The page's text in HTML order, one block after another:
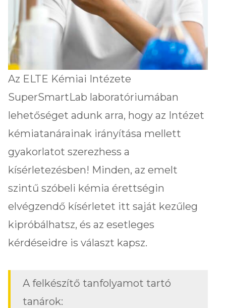
Az ELTE Kémiai Intézete
SuperSmartLab laboratóriumában
lehetőséget adunk arra, hogy az Intézet
kémiatanárainak irányítása mellett
gyakorlatot szerezhess a
kísérletezésben! Minden, az emelt
szintű szóbeli kémia érettségin
elvégzendő kísérletet itt saját kezűleg
kipróbálhatsz, és az esetleges
kérdéseidre is választ kapsz.
A felkészítő tanfolyamot tartó
tanárok: